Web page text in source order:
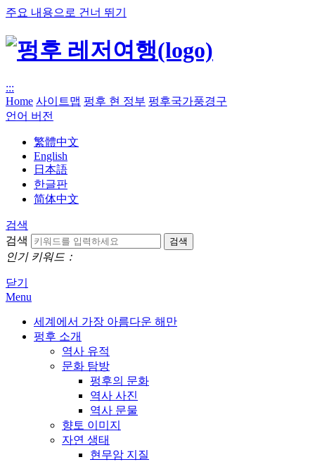
주요 내용으로 건너 뛰기
:::
Home 사이트맵 펑후 현 정부 펑후국가풍경구
언어 버전
繁體中文
English
日本語
한글판
简体中文
검색
검색
인기 키워드：
닫기
Menu
세계에서 가장 아름다운 해만
펑후 소개
역사 유적
문화 탐방
펑후의 문화
역사 사진
역사 문물
향토 이미지
자연 생태
현무암 지질